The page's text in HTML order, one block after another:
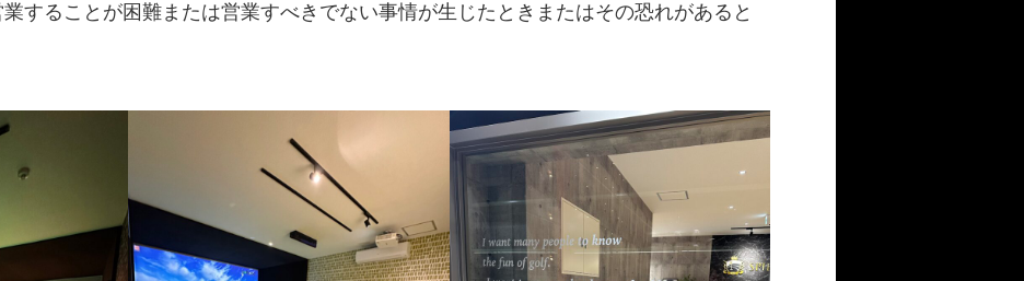
業することが困難または営業すべきでない事情が生じたときまたはその恐れがあると